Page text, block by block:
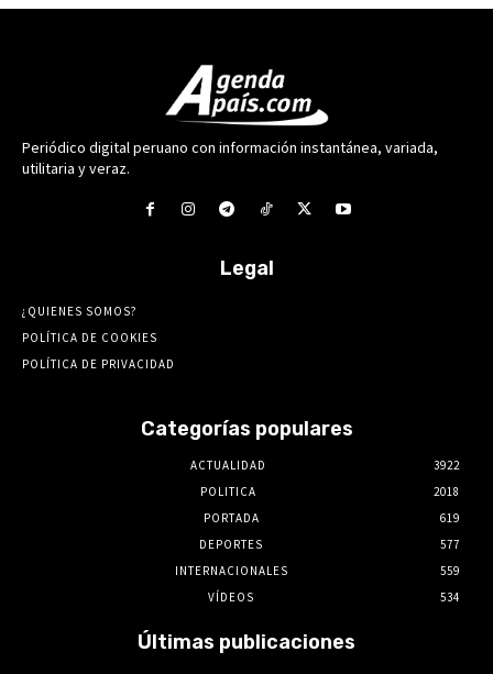
Periódico digital peruano con información instantánea, variada,
utilitaria y veraz.
Legal
¿QUIENES SOMOS?
POLÍTICA DE COOKIES
POLÍTICA DE PRIVACIDAD
Categorías populares
ACTUALIDAD
3922
POLITICA
2018
PORTADA
619
DEPORTES
577
INTERNACIONALES
559
VÍDEOS
534
Últimas publicaciones